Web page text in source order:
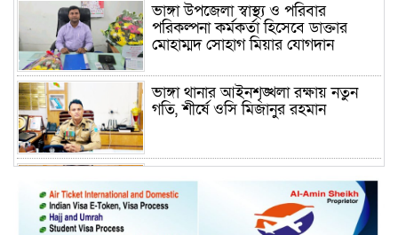
ভাঙ্গা উপজেলা স্বাস্থ্য ও পরিবার
পরিকল্পনা কর্মকর্তা হিসেবে ডাক্তার
মোহাম্মদ সোহাগ মিয়ার যোগদান
ভাঙ্গা থানার আইনশৃঙ্খলা রক্ষায় নতুন
গতি, শীর্ষে ওসি মিজানুর রহমান
ময়মনসিংহের অতিরিক্ত জেলা প্রশাসক
(রাজস্ব) আজিম উদ্দিন ভূমি মন্ত্রণালয়ে
পদায়ন